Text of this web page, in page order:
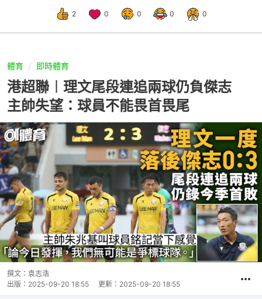
2 0 0 0 0
體育 即時體育
港超聯︱理文尾段連追兩球仍負傑志
主帥失望：球員不能畏首畏尾
撰文： 袁志浩
出版： 2025-09-20 18:55 更新： 2025-09-20 18:55